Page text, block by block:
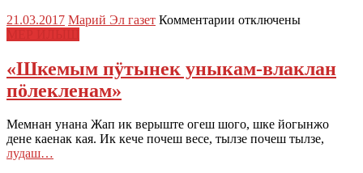
21.03.2017 Марий Эл газет Комментарии к
савыралеш
отключены
«Шкемым пӱтынек уныкам-влаклан
пӧлекленам»
Мемнан унана Жап ик верыште огеш шого, шке йогынжо
дене каенак кая. Ик кече почеш весе, тылзе почеш тылзе,
лудаш…